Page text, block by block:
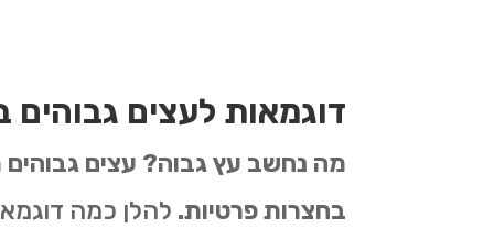
דוגמאות לעצים גבוהים
בחצרות פרטיות. להלן כמה